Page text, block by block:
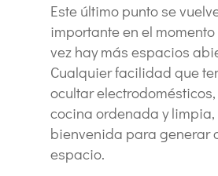
Este último punto se
importante en el
vez hay más espacios
Cualquier facilidad que
ocultar
cocina ordenada y limpia,
bienvenida para generar
espacio.